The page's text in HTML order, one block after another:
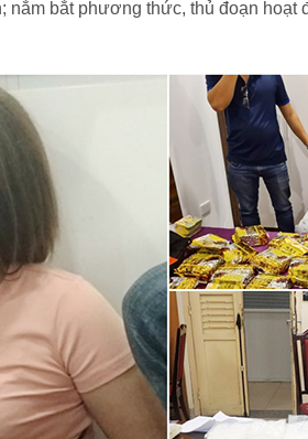
nắm bắt phương thức, thủ đoạn hoạt